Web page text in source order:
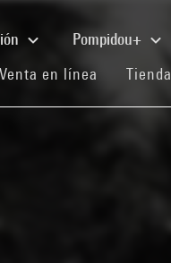
Pompidou+
Venta en línea (current)
Tienda